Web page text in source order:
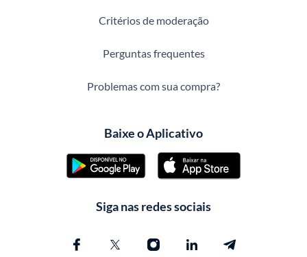
Critérios de moderação
Perguntas frequentes
Problemas com sua compra?
Baixe o Aplicativo
Siga nas redes sociais